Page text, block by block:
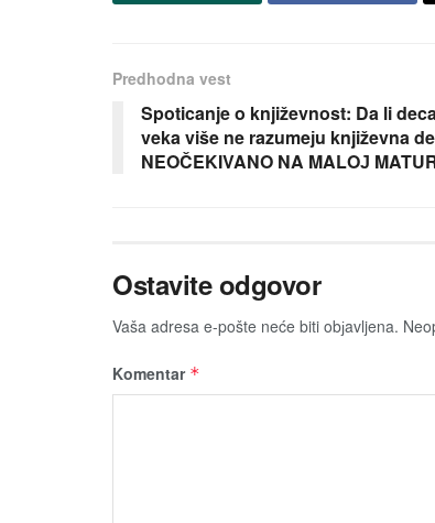
Predhodna vest
Spoticanje o književnost: Da li
veka više ne razumeјu književna
NEOČEKIVANO NA MALOЈ
Ostavite odgovor
Vaša adresa e-pošte neće biti obјavljena.
Komentar *